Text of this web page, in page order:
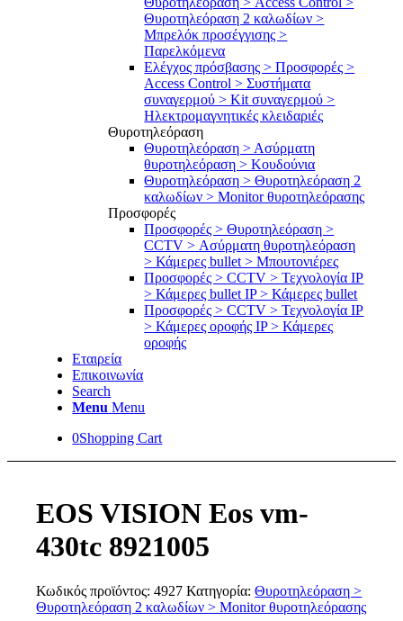
Θυροτηλεόραση 2 καλωδίων >
Μπρελόκ προσέγγισης >
Παρελκόμενα
Ελέγχος πρόσβασης > Προσφορές >
Access Control > Συστήματα
συναγερμού > Kit συναγερμού >
Ηλεκτρομαγνητικές κλειδαριές
Θυροτηλεόραση
Θυροτηλεόραση > Ασύρματη
θυροτηλεόραση > Κουδούνια
Θυροτηλεόραση > Θυροτηλεόραση 2
καλωδίων > Μonitor θυροτηλεόρασης
Προσφορές
Προσφορές > Θυροτηλεόραση >
CCTV > Ασύρματη θυροτηλεόραση
> Κάμερες bullet > Μπουτονιέρες
Προσφορές > CCTV > Τεχνολογία IP
> Κάμερες bullet IP > Κάμερες bullet
Προσφορές > CCTV > Τεχνολογία IP
> Κάμερες οροφής IP > Κάμερες
οροφής
Εταιρεία
Επικοινωνία
Search
Menu Menu
0Shopping Cart
EOS VISION Eos vm-
430tc 8921005
Κωδικός προϊόντος:4927 Κατηγορία:Θυροτηλεόραση >
Θυροτηλεόραση 2 καλωδίων > Μonitor θυροτηλεόρασης